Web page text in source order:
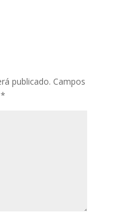
publicado. Campos
*